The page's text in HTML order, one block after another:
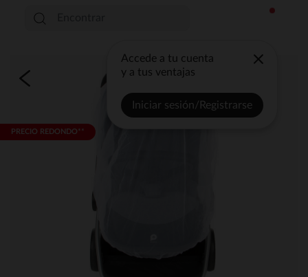
Accede a tu cuenta
y a tus ventajas
Iniciar sesión/Registrarse
PRECIO REDONDO**